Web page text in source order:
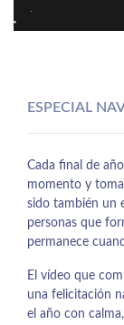
ESPECIAL
Cada final de
momento y
sido también un
personas que
permanece
El vídeo que
una felicitación
el año con